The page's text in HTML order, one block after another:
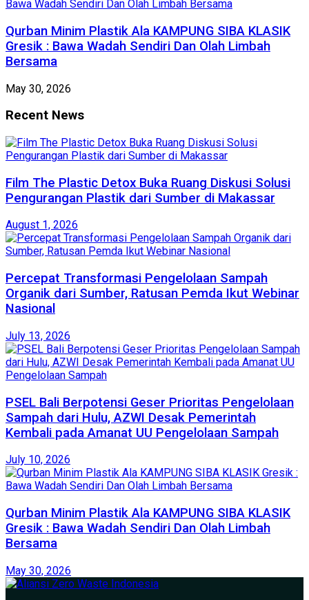
Qurban Minim Plastik Ala KAMPUNG SIBA KLASIK
Gresik : Bawa Wadah Sendiri Dan Olah Limbah
Bersama
May 30, 2026
Recent News
Film The Plastic Detox Buka Ruang Diskusi Solusi
Pengurangan Plastik dari Sumber di Makassar
August 1, 2026
Percepat Transformasi Pengelolaan Sampah
Organik dari Sumber, Ratusan Pemda Ikut Webinar
Nasional
July 13, 2026
PSEL Bali Berpotensi Geser Prioritas Pengelolaan
Sampah dari Hulu, AZWI Desak Pemerintah
Kembali pada Amanat UU Pengelolaan Sampah
July 10, 2026
Qurban Minim Plastik Ala KAMPUNG SIBA KLASIK
Gresik : Bawa Wadah Sendiri Dan Olah Limbah
Bersama
May 30, 2026